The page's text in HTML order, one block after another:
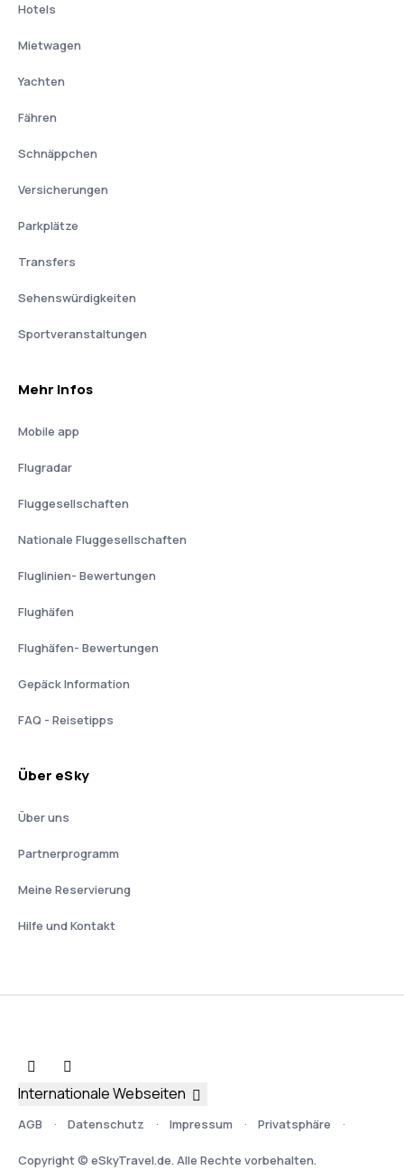
Hotels
Mietwagen
Yachten
Fähren
Schnäppchen
Versicherungen
Parkplätze
Transfers
Sehenswürdigkeiten
Sportveranstaltungen
Mehr Infos
Mobile app
Flugradar
Fluggesellschaften
Nationale Fluggesellschaften
Fluglinien- Bewertungen
Flughäfen
Flughäfen- Bewertungen
Gepäck Information
FAQ - Reisetipps
Über eSky
Über uns
Partnerprogramm
Meine Reservierung
Hilfe und Kontakt
AGB Datenschutz Impressum Privatsphäre
Copyright © eSkyTravel.de. Alle Rechte vorbehalten.
Internationale Webseiten